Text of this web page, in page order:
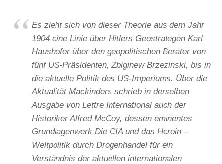
Es zieht sich von dieser Theorie aus dem Jahr
1904 eine Linie über Hitlers Geostrategen Karl
Haushofer über den geopolitischen Berater von
fünf US-Präsidenten, Zbiginew Brzezinski, bis in
die aktuelle Politik des US-Imperiums. Über die
Aktualität Mackinders schrieb in derselben
Ausgabe von Lettre International auch der
Historiker Alfred McCoy, dessen eminentes
Grundlagenwerk Die CIA und das Heroin –
Weltpolitik durch Drogenhandel für ein
Verständnis der aktuellen internationalen